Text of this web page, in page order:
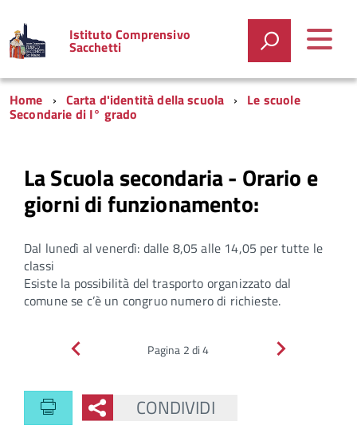
Istituto Comprensivo
Sacchetti
Home Carta d'identità della scuola Le scuole
Secondarie di I° grado
La Scuola secondaria - Orario e
giorni di funzionamento:
Dal lunedì al venerdì: dalle 8,05 alle 14,05 per tutte le
classi
Esiste la possibilità del trasporto organizzato dal
comune se c’è un congruo numero di richieste.
Pagina 2 di 4
CONDIVIDI